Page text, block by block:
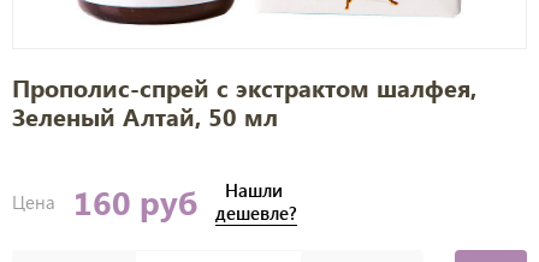
Прополис-спрей с экстрактом шалфея,
Зеленый Алтай, 50 мл
Цена 160 руб
Нашли
дешевле?